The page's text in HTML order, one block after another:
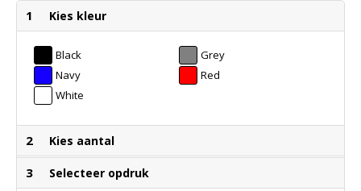
1 Kies kleur
Black
Grey
Navy
Red
White
2 Kies aantal
3 Selecteer opdruk